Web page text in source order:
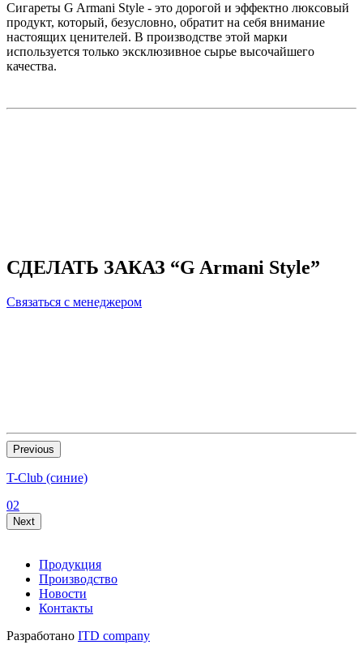
Сигареты G Armani Style - это дорогой и эффектно люксовый
продукт, который, безусловно, обратит на себя внимание
настоящих ценителей. В производстве этой марки
используется только эксклюзивное сырье высочайшего
качества.
СДЕЛАТЬ ЗАКАЗ “G Armani Style”
Связаться с менеджером
Previous
T-Club (синие)
02
Next
Продукция
Производство
Новости
Контакты
Разработано ITD company